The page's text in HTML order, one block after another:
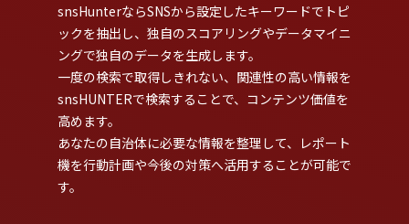
snsHunterならSNSから設定したキーワードでトピ
ックを抽出し、独自のスコアリングやデータマイニ
ングで独自のデータを生成します。
一度の検索で取得しきれない、関連性の高い情報を
snsHUNTERで検索することで、コンテンツ価値を
高めます。
あなたの自治体に必要な情報を整理して、レポート
機を行動計画や今後の対策へ活用することが可能で
す。